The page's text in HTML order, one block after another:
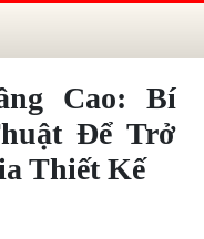
Cao: Bí
Để Trở
Thiết Kế